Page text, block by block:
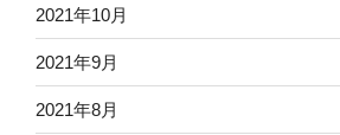
2021年10月
2021年9月
2021年8月